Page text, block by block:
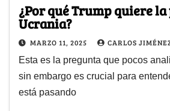
¿Por qué Trump quiere la
Ucrania?
MARZO 11, 2025 CARLOS
Esta es la pregunta que pocos
sin embargo es crucial para
está pasando